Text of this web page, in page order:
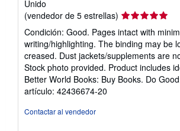
Unido
(vendedor de 5 estrellas) Calificación
del
vendedor:
5
de
5
estrellas
Condición: Good. Pages intact with
writing/highlighting. The binding may be
creased. Dust jackets/supplements are
Stock photo provided. Product includes
Better World Books: Buy Books. Do
artículo: 42436674-20
Contactar al vendedor